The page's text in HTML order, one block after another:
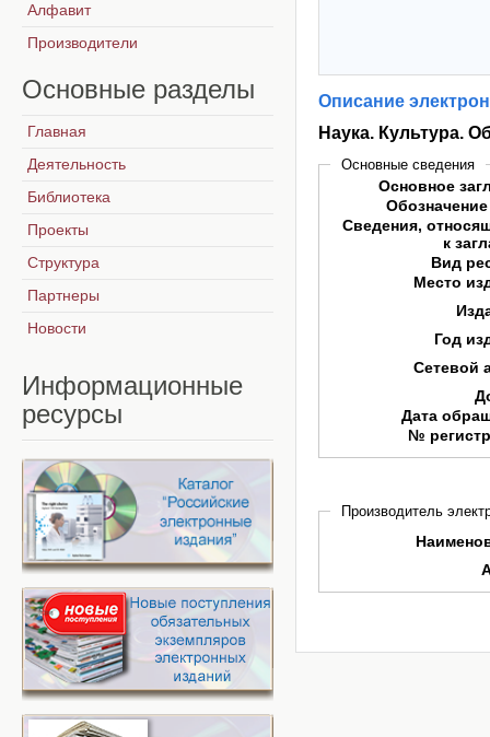
Описание
Наука. Культура.
Основные сведения
Основное
Сведения,
к
Вид
Место
Год
Сетевой
Дата
№
Производитель
Алфавит
Производители
Основные разделы
Главная
Деятельность
Библиотека
Проекты
Структура
Партнеры
Новости
Информационные
ресурсы